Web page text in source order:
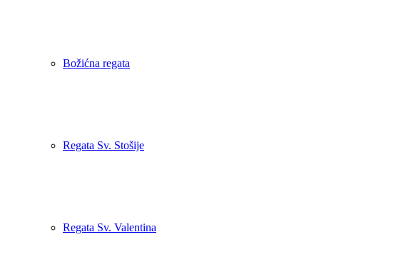
Božićna regata
Regata Sv. Stošije
Regata Sv. Valentina